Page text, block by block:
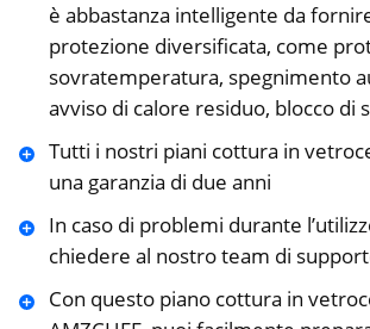
è abbastanza intelligente da
protezione diversificata, come
sovratemperatura, spegnimento
avviso di calore residuo, blocco di
Tutti i nostri piani cottura in
una garanzia di due anni
In caso di problemi durante
chiedere al nostro team di
Con questo piano cottura in